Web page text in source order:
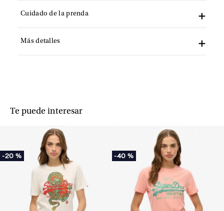
Cuidado de la prenda
Más detalles
Te puede interesar
-20 % -40 %